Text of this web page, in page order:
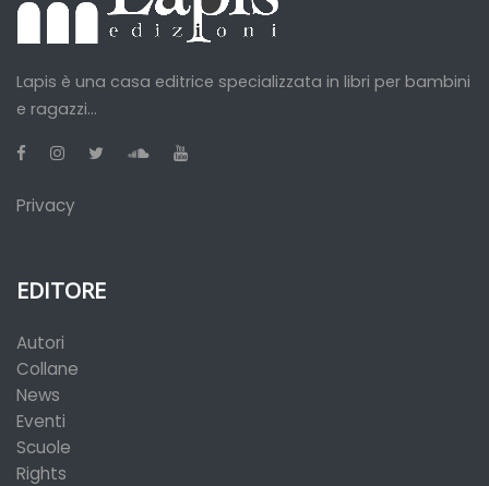
Lapis è una casa editrice specializzata in libri per bambini
e ragazzi...
Privacy
EDITORE
Autori
Collane
News
Eventi
Scuole
Rights